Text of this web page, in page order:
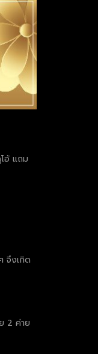
อ้ แถม
จึงเกิด
2 ค่าย